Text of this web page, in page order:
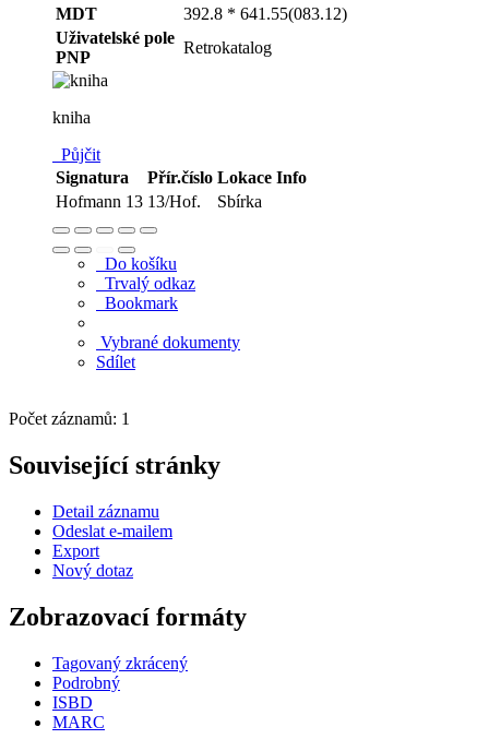
MDT
392.8 * 641.55(083.12)
Uživatelské pole
PNP
Retrokatalog
kniha
Půjčit
Signatura
Přír.číslo Lokace Info
Hofmann 13 13/Hof. Sbírka
Do košíku
Trvalý odkaz
Bookmark
Vybrané dokumenty
Sdílet
Počet záznamů: 1
Související stránky
Detail záznamu
Odeslat e-mailem
Export
Nový dotaz
Zobrazovací formáty
Tagovaný zkrácený
Podrobný
ISBD
MARC